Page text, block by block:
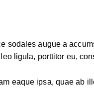
sodales augue a
ligula, porttitor eu,
eaque ipsa, quae ab